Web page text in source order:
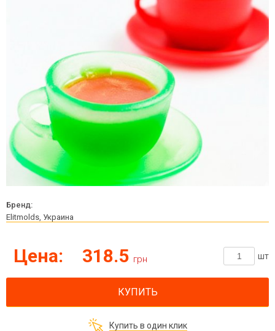
Бренд:
Elitmolds, Украина
Цена: 318.5 грн шт
КУПИТЬ
Купить в один клик